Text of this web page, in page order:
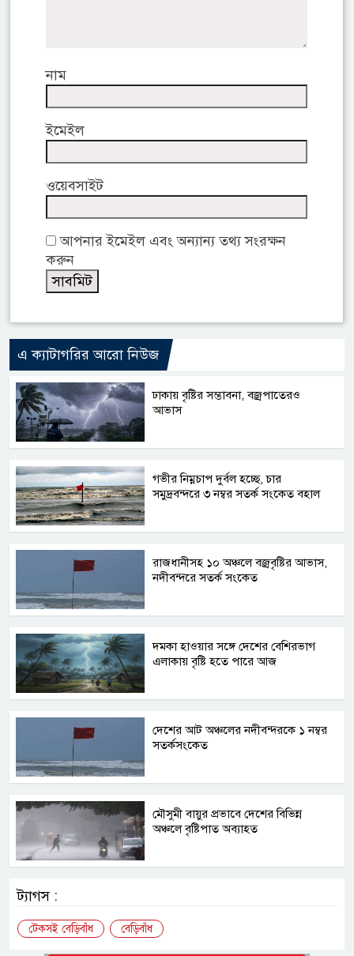
নাম
ইমেইল
ওয়েবসাইট
আপনার ইমেইল এবং অন্যান্য তথ্য সংরক্ষন
করুন
এ ক্যাটাগরির আরো নিউজ
ঢাকায় বৃষ্টির সম্ভাবনা, বজ্রপাতেরও
আভাস
গভীর নিম্নচাপ দুর্বল হচ্ছে, চার
সমুদ্রবন্দরে ৩ নম্বর সতর্ক সংকেত বহাল
রাজধানীসহ ১০ অঞ্চলে বজ্রবৃষ্টির আভাস,
নদীবন্দরে সতর্ক সংকেত
দমকা হাওয়ার সঙ্গে দেশের বেশিরভাগ
এলাকায় বৃষ্টি হতে পারে আজ
দেশের আট অঞ্চলের নদীবন্দরকে ১ নম্বর
সতর্কসংকেত
মৌসুমী বায়ুর প্রভাবে দেশের বিভিন্ন
অঞ্চলে বৃষ্টিপাত অব্যাহত
ট্যাগস :
টেকসই বেড়িবাঁধ বেড়িবাঁধ